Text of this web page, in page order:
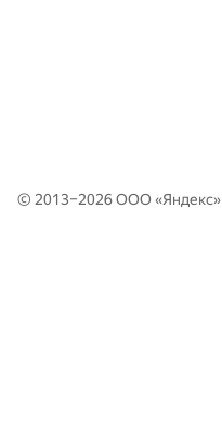
© 2013–2026 ООО «Яндекс»